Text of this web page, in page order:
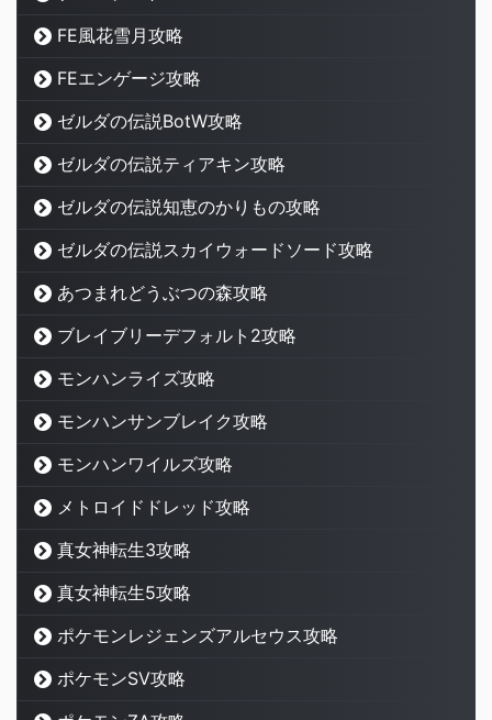
FE風花雪月攻略
FEエンゲージ攻略
ゼルダの伝説BotW攻略
ゼルダの伝説ティアキン攻略
ゼルダの伝説知恵のかりもの攻略
ゼルダの伝説スカイウォードソード攻略
あつまれどうぶつの森攻略
ブレイブリーデフォルト2攻略
モンハンライズ攻略
モンハンサンブレイク攻略
モンハンワイルズ攻略
メトロイドドレッド攻略
真女神転生3攻略
真女神転生5攻略
ポケモンレジェンズアルセウス攻略
ポケモンSV攻略